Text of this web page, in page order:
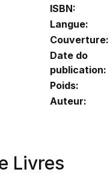
ISBN:
Langue:
Couverture:
Date do
publication:
Poids:
Auteur:
Livres